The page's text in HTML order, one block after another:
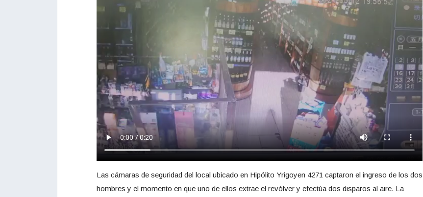
Las cámaras de seguridad del local ubicado en Hipólito Yrigoyen 4271 captaron el ingreso de los dos
hombres y el momento en que uno de ellos extrae el revólver y efectúa dos disparos al aire. La